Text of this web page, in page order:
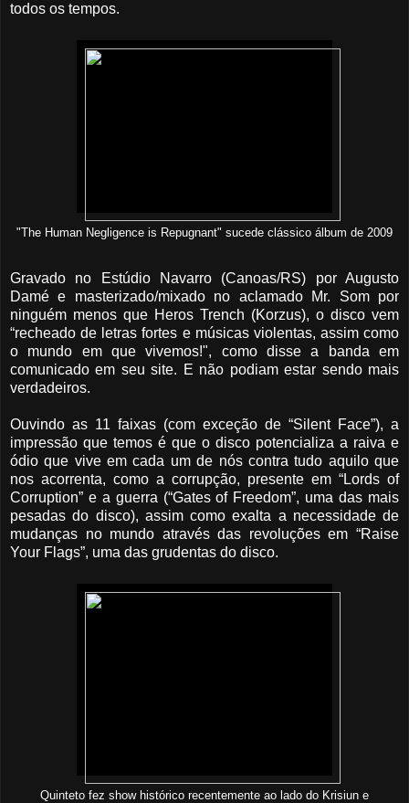
todos os tempos.
"The Human Negligence is Repugnant" sucede clássico álbum de 2009
Gravado no Estúdio Navarro (Canoas/RS) por Augusto
Damé e masterizado/mixado no aclamado Mr. Som por
ninguém menos que Heros Trench (Korzus), o disco vem
“recheado de letras fortes e músicas violentas, assim como
o mundo em que vivemos!", como disse a banda em
comunicado em seu site. E não podiam estar sendo mais
verdadeiros.
Ouvindo as 11 faixas (com exceção de “Silent Face”), a
impressão que temos é que o disco potencializa a raiva e
ódio que vive em cada um de nós contra tudo aquilo que
nos acorrenta, como a corrupção, presente em “Lords of
Corruption” e a guerra (“Gates of Freedom”, uma das mais
pesadas do disco), assim como exalta a necessidade de
mudanças no mundo através das revoluções em “Raise
Your Flags”, uma das grudentas do disco.
Quinteto fez show histórico recentemente ao lado do Krisiun e